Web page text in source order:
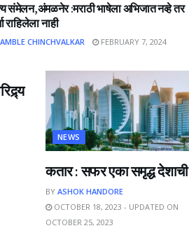
संमेलन,अंमळनेर :मराठी भाषेला अभिजात नव्हे तर
राहिलेला नाही
CHINCHVALKAR FEBRUARY 7, 2024
NEWS
कतार : सफर एका समृद्ध देशाची
BY ASHOK HANDORE
OCTOBER 18, 2023 - UPDATED ON
OCTOBER 25, 2023